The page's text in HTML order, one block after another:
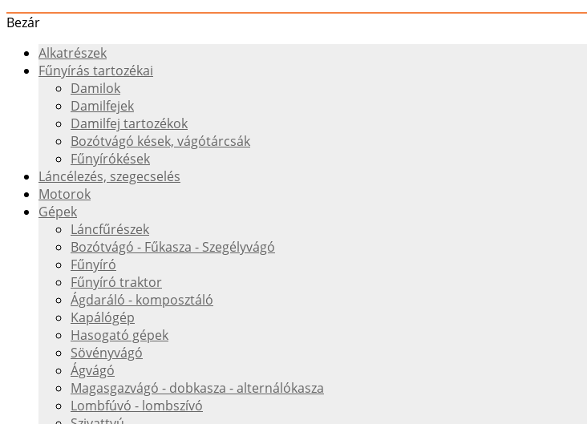
Bezár
Alkatrészek
Fűnyírás tartozékai
Damilok
Damilfejek
Damilfej tartozékok
Bozótvágó kések, vágótárcsák
Fűnyírókések
Láncélezés, szegecselés
Motorok
Gépek
Láncfűrészek
Bozótvágó - Fűkasza - Szegélyvágó
Fűnyíró
Fűnyíró traktor
Ágdaráló - komposztáló
Kapálógép
Hasogató gépek
Sövényvágó
Ágvágó
Magasgazvágó - dobkasza - alternálókasza
Lombfúvó - lombszívó